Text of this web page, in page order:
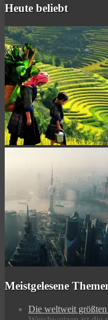
Heute beliebt
Meistgelesene
Die weltweit